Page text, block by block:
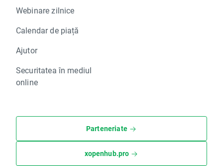
Webinare zilnice
Calendar de piață
Ajutor
Securitatea în mediul
online
Parteneriate
xopenhub.pro